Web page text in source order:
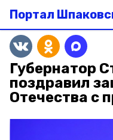
Портал
Губернатор
поздравил
Отечества с